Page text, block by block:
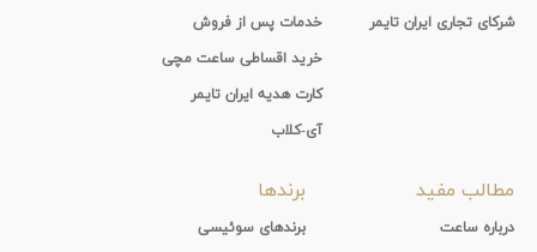
شرکای تجاری ایران تایمر
خدمات پس از فروش
خرید اقساطی ساعت مچی
کارت هدیه ایران تایمر
آی-کلاب
مطالب مفید
درباره ساعت
برندها
برندهای سوئیسی